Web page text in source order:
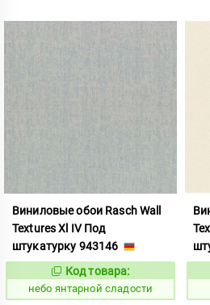
Виниловые обои Rasch Wall
Textures Xl IV Под
штукатурку 943146
1124845
Код товара:
небо янтарной сладости